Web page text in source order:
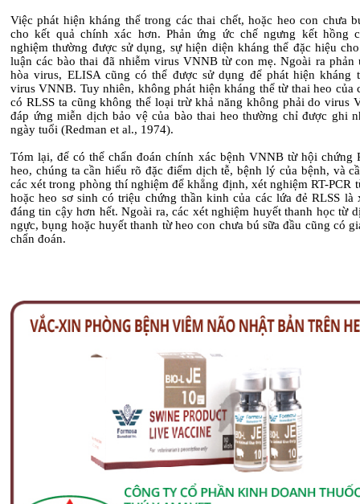
Việc phát hiện kháng thể trong các thai chết, hoặc heo con chưa
cho kết quả chính xác hơn. Phản ứng ức chế ngưng kết hồng
nghiệm thường được sử dụng, sự hiện diện kháng thể đặc hiệu
luận các bào thai đã nhiễm virus VNNB từ con mẹ. Ngoài ra phản
hòa virus, ELISA cũng có thể được sử dụng để phát hiện kháng
virus VNNB. Tuy nhiên, không phát hiện kháng thể từ thai heo của
có RLSS ta cũng không thể loại trừ khả năng không phải do virus
đáp ứng miễn dịch bảo vệ của bào thai heo thường chỉ được ghi
ngày tuổi (Redman et al., 1974).
Tóm lại, để có thể chẩn đoán chính xác bệnh VNNB từ hội chứng
heo, chúng ta cần hiểu rõ đặc điểm dịch tễ, bệnh lý của bệnh, và
các xét trong phòng thí nghiệm để khẳng định, xét nghiệm RT-PCR
hoặc heo sơ sinh có triệu chứng thần kinh của các lứa đẻ RLSS là
đáng tin cậy hơn hết. Ngoài ra, các xét nghiệm huyết thanh học từ
ngực, bụng hoặc huyết thanh từ heo con chưa bú sữa đầu cũng có
chẩn đoán.